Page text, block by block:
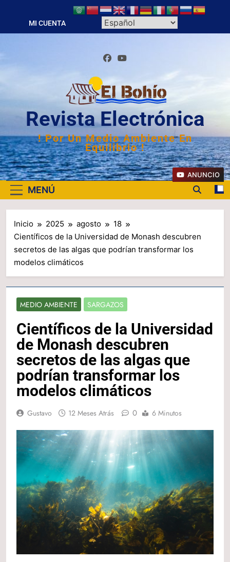
contenido
MI CUENTA
Revista Electrónica
! Por Un Medio Ambiente En
Equilibrio !
MENÚ
ANUNCIO
Inicio 2025 agosto
18
Científicos de la Universidad de Monash descubren
secretos de las algas que podrían transformar los
modelos climáticos
MEDIO AMBIENTE SARGAZOS
Científicos de la Universidad
de Monash descubren
secretos de las algas que
podrían transformar los
modelos climáticos
Gustavo 12 Meses Atrás 0 6 Minutos